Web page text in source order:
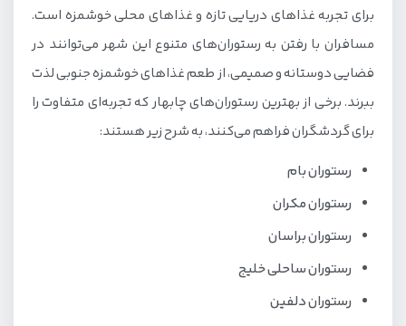
برای تجربه غذاهای دریایی تازه و غذاهای محلی خوشمزه است.
مسافران با رفتن به رستوران‌های متنوع این شهر می‌توانند در
فضایی دوستانه و صمیمی، از طعم غذاهای خوشمزه جنوبی لذت
ببرند. برخی از بهترین رستوران‌های چابهار که تجربه‌ای متفاوت را
برای گردشگران فراهم می‌کنند، به شرح زیر هستند:
رستوران بام
رستوران مکران
رستوران براسان
رستوران ساحلی خلیج
رستوران دلفین